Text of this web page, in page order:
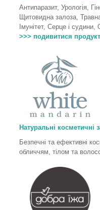
Антипаразит, Урологія,
Щитовидна залоза,
Імунітет, Серце і
>>> подивитися
Натуральні косметичні
Безпечні та ефективні
обличчям, тілом та